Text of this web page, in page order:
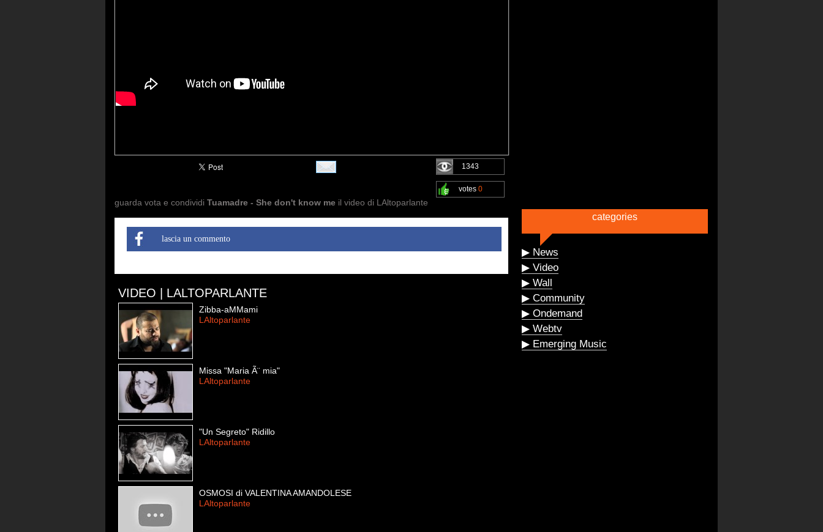
1343
votes 0
guarda vota e condividi Tuamadre - She don't know me il video di LAltoparlante
lascia un commento
VIDEO | LALTOPARLANTE
Zibba-aMMami
LAltoparlante
Missa "Maria Ã¨ mia"
LAltoparlante
"Un Segreto" Ridillo
LAltoparlante
OSMOSI di VALENTINA AMANDOLESE
LAltoparlante
categories
▶ News
▶ Video
▶ Wall
▶ Community
▶ Ondemand
▶ Webtv
▶ Emerging Music